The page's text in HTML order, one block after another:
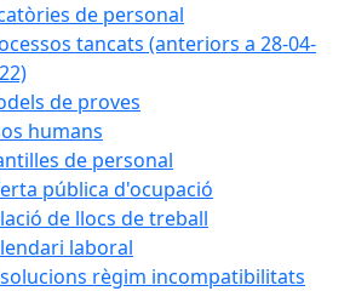
de personal
tancats (anteriors a 28-04-
de proves
humans
de personal
pública d'ocupació
de llocs de treball
laboral
règim incompatibilitats